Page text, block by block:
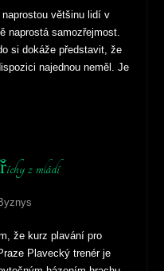
naprostou většinu lidí v
naprostá samozřejmost.
si dokáže představit, že
najednou neměl. Je
z mládí
že kurz plavání pro
Plavecký trenér je